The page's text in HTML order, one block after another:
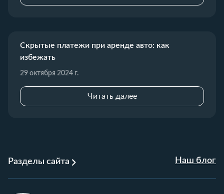
Скрытые платежи при аренде авто: как
избежать
29 октября 2024 г.
Читать далее
Разделы сайта Наш блог